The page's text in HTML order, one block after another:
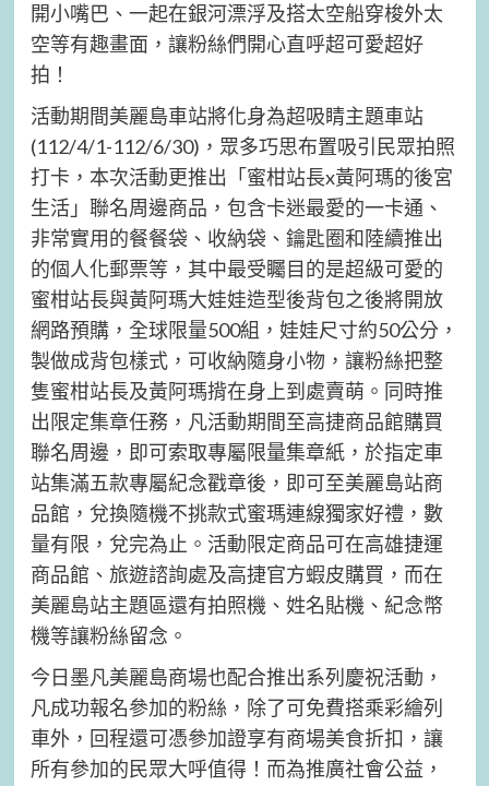
開小嘴巴、一起在銀河漂浮及搭太空船穿梭外太
空等有趣畫面，讓粉絲們開心直呼超可愛超好
拍！
活動期間美麗島車站將化身為超吸睛主題車站
(112/4/1-112/6/30)，眾多巧思布置吸引民眾拍照
打卡，本次活動更推出「蜜柑站長x黃阿瑪的後宮
生活」聯名周邊商品，包含卡迷最愛的一卡通、
非常實用的餐餐袋、收納袋、鑰匙圈和陸續推出
的個人化郵票等，其中最受矚目的是超級可愛的
蜜柑站長與黃阿瑪大娃娃造型後背包之後將開放
網路預購，全球限量500組，娃娃尺寸約50公分，
製做成背包樣式，可收納隨身小物，讓粉絲把整
隻蜜柑站長及黃阿瑪揹在身上到處賣萌。同時推
出限定集章任務，凡活動期間至高捷商品館購買
聯名周邊，即可索取專屬限量集章紙，於指定車
站集滿五款專屬紀念戳章後，即可至美麗島站商
品館，兌換隨機不挑款式蜜瑪連線獨家好禮，數
量有限，兌完為止。活動限定商品可在高雄捷運
商品館、旅遊諮詢處及高捷官方蝦皮購買，而在
美麗島站主題區還有拍照機、姓名貼機、紀念幣
機等讓粉絲留念。
今日墨凡美麗島商場也配合推出系列慶祝活動，
凡成功報名參加的粉絲，除了可免費搭乘彩繪列
車外，回程還可憑參加證享有商場美食折扣，讓
所有參加的民眾大呼值得！而為推廣社會公益，